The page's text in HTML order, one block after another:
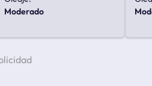
moderado